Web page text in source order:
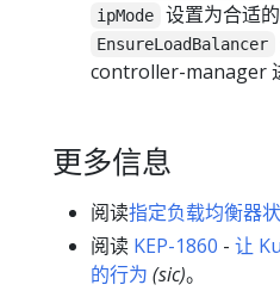
ipMode 设置为合适
EnsureLoadBalancer
controller-manager
更多信息
阅读指定负载均衡器
阅读 KEP-1860 - 让
的行为 (sic)。